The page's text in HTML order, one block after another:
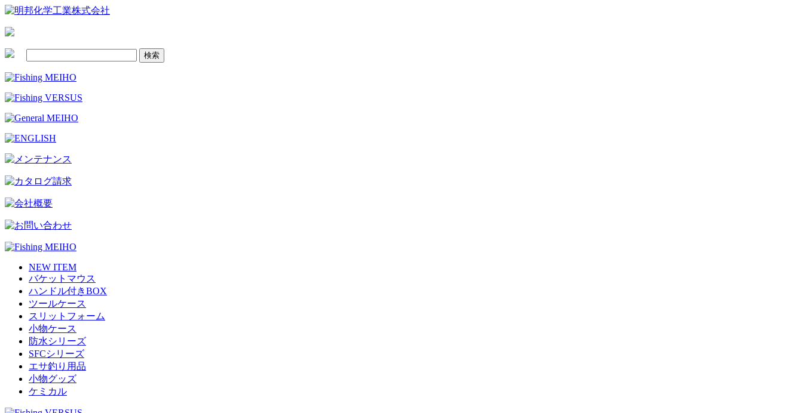
NEW ITEM
バケットマウス
ハンドル付きBOX
ツールケース
スリットフォーム
小物ケース
防水シリーズ
SFCシリーズ
エサ釣り用品
小物グッズ
ケミカル